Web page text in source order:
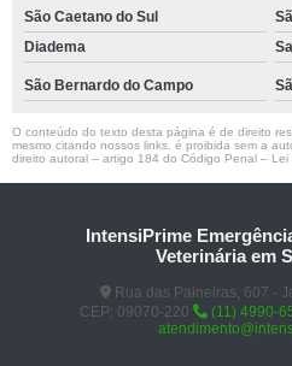
São Caetano do Sul
Diadema
São Bernardo do Campo
O conteúdo do texto desta página é de direito
mesmo citando nossos links, é proibida sem a
direito autoral – artigo 184 do Código Penal – Lei
IntensiPrime
Veterinária em
Rua das Paineiras, 607 -
CEP: 09070-220
(11) 4990-